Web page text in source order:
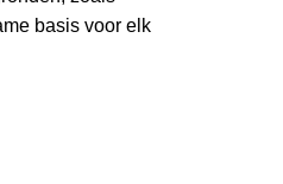
basis voor elk